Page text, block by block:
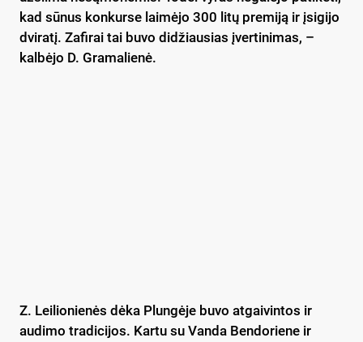
kad sūnus konkurse laimėjo 300 litų premiją ir įsigijo
dviratį. Zafirai tai buvo didžiausias įvertinimas, –
kalbėjo D. Gramalienė.
Z. Leilionienės dėka Plungėje buvo atgaivintos ir
audimo tradicijos. Kartu su Vanda Bendoriene ir